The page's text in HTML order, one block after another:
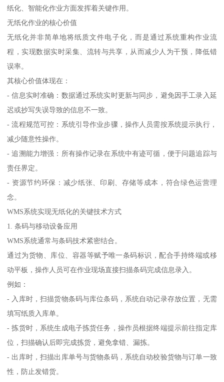
纸化、智能化作业方面发挥着关键作用。
无纸化作业的核心价值
无纸化并非简单地将纸质文件电子化，而是通过系统重构作业流
程，实现数据实时采集、流转与共享，从而减少人为干预，降低错
误率。
其核心价值体现在：
- 信息实时准确：数据通过系统实时更新与同步，避免因手工录入延
迟或抄写失误导致的信息不一致。
- 流程规范可控：系统引导作业步骤，操作人员需按系统提示执行，
减少随意性操作。
- 追溯能力增强：所有操作记录在系统中有迹可循，便于问题追踪与
责任界定。
- 资源节约环保：减少纸张、印刷、存储等成本，符合绿色运营理
念。
WMS系统实现无纸化的关键技术方式
1. 条码与移动设备应用
WMS系统通常与条码技术紧密结合。
通过为货物、库位、容器等赋予唯一条码标识，配合手持终端或移
动平板，操作人员可在作业现场直接扫描条码完成信息录入。
例如：
- 入库时，扫描货物条码与库位条码，系统自动记录存放位置，无需
填写纸质入库单。
- 拣货时，系统生成电子拣货任务，操作员根据终端提示前往指定库
位，扫描确认后即完成拣货，避免拿错、漏拣。
- 出库时，扫描出库单号与货物条码，系统自动校验货物与订单一致
性，防止发错货。